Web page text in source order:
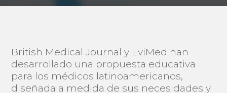
British Medical Journal y EviMed han
desarrollado una propuesta educativa
para los médicos latinoamericanos,
diseñada a medida de sus necesidades y